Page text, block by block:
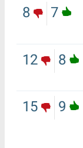
7
8
8
12
9
15